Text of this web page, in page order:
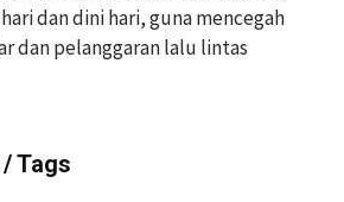
dan dini hari, guna mencegah
dan pelanggaran lalu lintas
Tags